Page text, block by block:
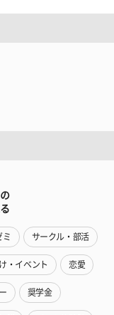
ミ サークル・部活
・イベント 恋愛
奨学金